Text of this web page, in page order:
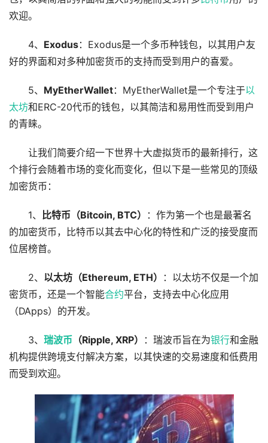
欢迎。
4、 Exodus：Exodus是一个多币种钱包，以其用户友
好的界面和对多种加密货币的支持而受到用户的喜爱。
5、 MyEtherWallet：MyEtherWallet是一个专注于以
太坊和ERC-20代币的钱包，以其简洁和易用性而受到用户
的青睐。
让我们简要介绍一下世界十大虚拟货币的最新排行，这
个排行会随着市场的变化而变化，但以下是一些常见的顶级
加密货币：
1、 比特币（Bitcoin, BTC）
：作为第一个也是最著名
的加密货币，比特币以其去中心化的特性和广泛的接受度而
位居榜首。
2、 以太坊（Ethereum, ETH）
：以太坊不仅是一个加
密货币，还是一个智能合约平台，支持去中心化应用
（DApps）的开发。
3、 瑞波币（Ripple, XRP） ：瑞波币旨在为银行和金融
机构提供跨境支付解决方案，以其快速的交易速度和低费用
而受到欢迎。